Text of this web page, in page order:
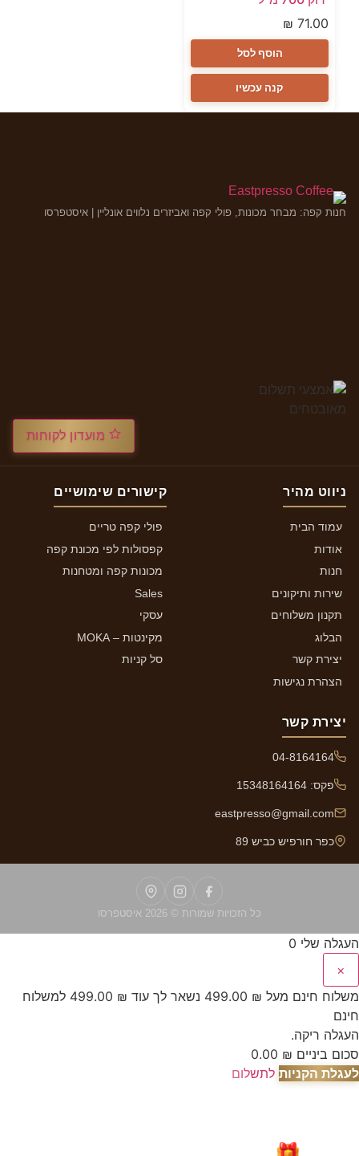
₪ 71.00
הוסף לסל
קנה עכשיו
חנות קפה: מבחר מכונות, פולי קפה ואביזרים נלווים אונליין | איסטפרסו
ניווט מהיר
עמוד הבית
אודות
חנות
שירות ותיקונים
תקנון משלוחים
הבלוג
יצירת קשר
הצהרת נגישות
קישורים שימושיים
פולי קפה טריים
קפסולות לפי מכונת קפה
מכונות קפה ומטחנות
Sales
עסקי
מקינטות – MOKA
סל קניות
יצירת קשר
04-8164164
פקס: 15348164164
eastpresso@gmail.com
כפר חורפיש כביש 89
כל הזכויות שמורות © 2026 איסטפרסו
העגלה שלי 0
×
משלוח חינם מעל ₪ נשאר לך עוד ₪
למשלוח
חינם
העגלה ריקה.
סכום ביניים ₪
לעגלת הקניות לתשלום